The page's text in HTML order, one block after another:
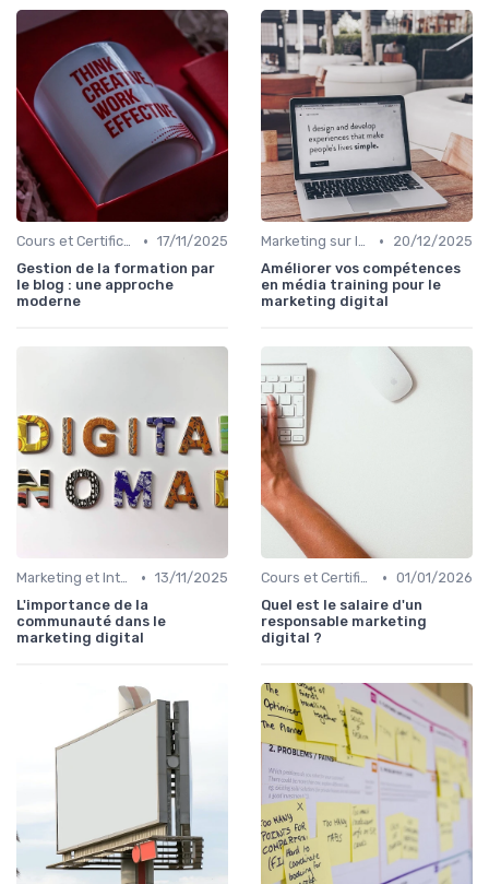
Cours et Certifications en Marketing Digital • 17/11/2025
Gestion de la formation par
le blog : une approche
moderne
Marketing sur les Réseaux Sociaux •
20/12/2025
Améliorer vos compétences
en média training pour le
marketing digital
Marketing et Intelligence Artificielle • 13/11/2025
L'importance de la
communauté dans le
marketing digital
Cours et Certifications en Marketing Digital • 01/01/2026
Quel est le salaire d'un
responsable marketing
digital ?